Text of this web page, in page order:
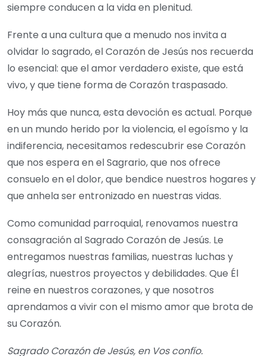
siempre conducen a la vida en plenitud.
Frente a una cultura que a menudo nos invita a
olvidar lo sagrado, el Corazón de Jesús nos recuerda
lo esencial: que el amor verdadero existe, que está
vivo, y que tiene forma de Corazón traspasado.
Hoy más que nunca, esta devoción es actual. Porque
en un mundo herido por la violencia, el egoísmo y la
indiferencia, necesitamos redescubrir ese Corazón
que nos espera en el Sagrario, que nos ofrece
consuelo en el dolor, que bendice nuestros hogares y
que anhela ser entronizado en nuestras vidas.
Como comunidad parroquial, renovamos nuestra
consagración al Sagrado Corazón de Jesús. Le
entregamos nuestras familias, nuestras luchas y
alegrías, nuestros proyectos y debilidades. Que Él
reine en nuestros corazones, y que nosotros
aprendamos a vivir con el mismo amor que brota de
su Corazón.
Sagrado Corazón de Jesús, en Vos confío.